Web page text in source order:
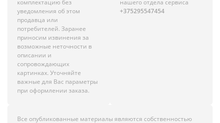
комплектацию без
уведомления об этом
продавца или
потребителей. Заранее
приносим извинения за
возможные неточности в
описании и
сопровождающих
картинках. Уточняйте
важные для Вас параметры
при оформлении заказа.
нашего отдела сервиса
+375295547454
Все опубликованные материалы являются собственностью